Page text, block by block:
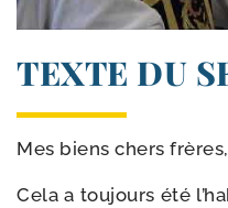
TEXTE DU
Mes biens chers frères,
Cela a tou­jours été